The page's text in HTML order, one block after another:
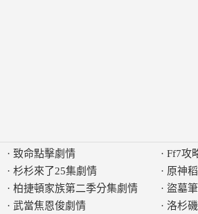
· 致命點擊劇情
· 杉杉來了25集劇情
· 柏捷頓家族第二季分集劇情
· 武當焦恩俊劇情
· Ff7攻
· 原神
· 盜墓
· 洛杉